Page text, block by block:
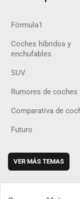
Fórmula1
Coches híbridos y
enchufables
SUV
Rumores de coches
Comparativa de
Futuro
VER MÁS TEMAS